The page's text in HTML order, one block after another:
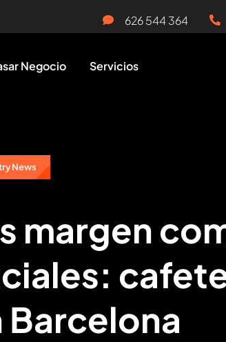
626 544 364
Negocio Servicios
News
margen